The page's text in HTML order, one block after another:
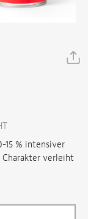
15 % intensiver
Charakter verleiht